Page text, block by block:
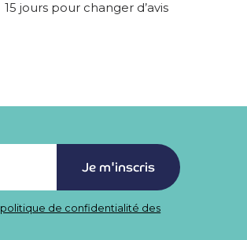
15 jours pour changer d’avis
Je m'inscris
politique de confidentialité des